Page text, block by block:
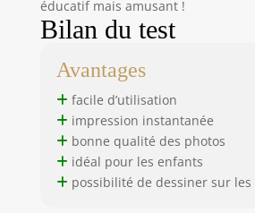
ou le
cartes.
ŒUVRES
éducatif mais amusant !
Bilan du test
Avantages
facile d’utilisation
impression instantanée
bonne qualité des photos
idéal pour les enfants
possibilité de dessiner sur les